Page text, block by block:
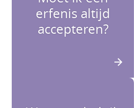
erfenis altijd
accepteren?